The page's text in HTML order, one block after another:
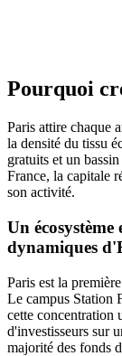
Pourquoi
Paris attire chaque
la densité du tissu
gratuits et un
France, la capitale
son activité.
Un
dynamiques
Paris est la
Le campus Station
cette concentration
d'investisseurs sur
majorité des fonds